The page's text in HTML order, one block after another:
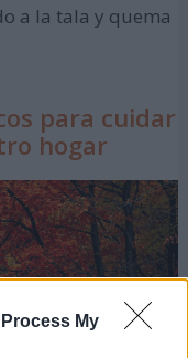
My
a la tala y quema
para cuidar
hogar